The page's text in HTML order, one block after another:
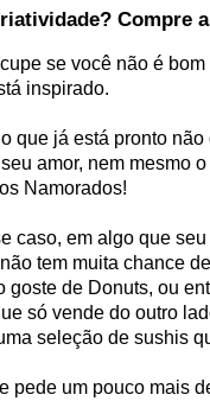
Compre
se você não é
inspirado.
que já está pronto não
amor, nem mesmo
Namorados!
caso, em algo que
tem muita chance
goste de Donuts, ou
só vende do outro
seleção de sushis
pede um pouco mais